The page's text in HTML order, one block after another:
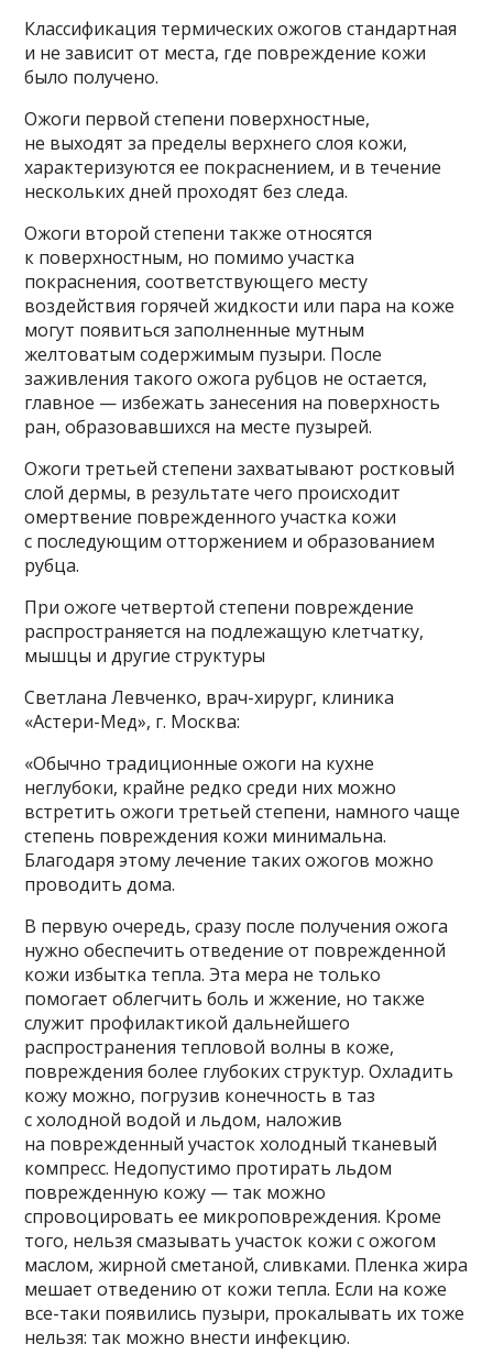
Классификация термических ожогов стандартная
и не зависит от места, где повреждение кожи
было получено.
Ожоги первой степени поверхностные,
не выходят за пределы верхнего слоя кожи,
характеризуются ее покраснением, и в течение
нескольких дней проходят без следа.
Ожоги второй степени также относятся
к поверхностным, но помимо участка
покраснения, соответствующего месту
воздействия горячей жидкости или пара на коже
могут появиться заполненные мутным
желтоватым содержимым пузыри. После
заживления такого ожога рубцов не остается,
главное — избежать занесения на поверхность
ран, образовавшихся на месте пузырей.
Ожоги третьей степени захватывают ростковый
слой дермы, в результате чего происходит
омертвение поврежденного участка кожи
с последующим отторжением и образованием
рубца.
При ожоге четвертой степени повреждение
распространяется на подлежащую клетчатку,
мышцы и другие структуры
Светлана Левченко, врач-хирург, клиника
«Астери-Мед», г. Москва:
«Обычно традиционные ожоги на кухне
неглубоки, крайне редко среди них можно
встретить ожоги третьей степени, намного чаще
степень повреждения кожи минимальна.
Благодаря этому лечение таких ожогов можно
проводить дома.
В первую очередь, сразу после получения ожога
нужно обеспечить отведение от поврежденной
кожи избытка тепла. Эта мера не только
помогает облегчить боль и жжение, но также
служит профилактикой дальнейшего
распространения тепловой волны в коже,
повреждения более глубоких структур. Охладить
кожу можно, погрузив конечность в таз
с холодной водой и льдом, наложив
на поврежденный участок холодный тканевый
компресс. Недопустимо протирать льдом
поврежденную кожу — так можно
спровоцировать ее микроповреждения. Кроме
того, нельзя смазывать участок кожи с ожогом
маслом, жирной сметаной, сливками. Пленка жира
мешает отведению от кожи тепла. Если на коже
все-таки появились пузыри, прокалывать их тоже
нельзя: так можно внести инфекцию.